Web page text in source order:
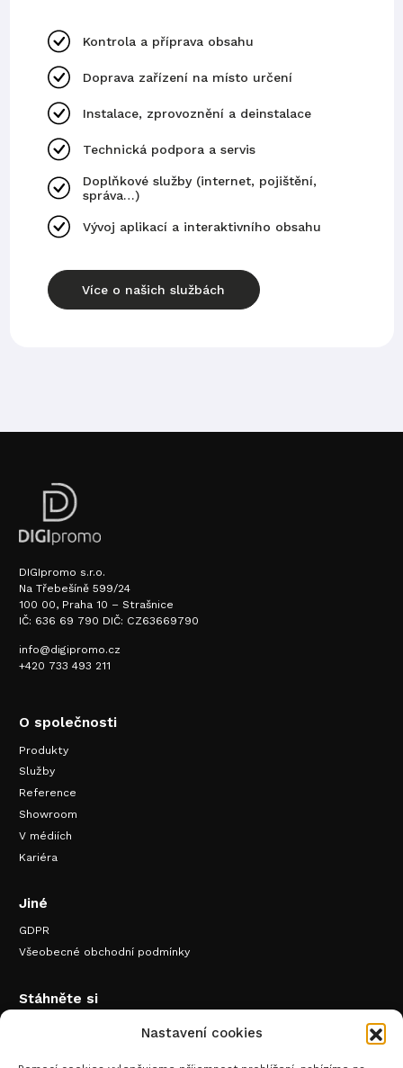
Nastavení cookies
Kontrola a příprava obsahu
Doprava zařízení na místo určení
Instalace, zprovoznění a deinstalace
Technická podpora a servis
Doplňkové služby (internet, pojištění,
správa…)
Vývoj aplikací a interaktivního obsahu
Více o našich službách
DIGIpromo s.r.o.
Na Třebešíně 599/24
100 00, Praha 10 – Strašnice
IČ: 636 69 790 DIČ: CZ63669790
info@digipromo.cz
+420 733 493 211
O společnosti
Produkty
Služby
Reference
Showroom
V médiích
Kariéra
Jiné
GDPR
Všeobecné obchodní podmínky
Stáhněte si
Katalog produktů k pronájmu